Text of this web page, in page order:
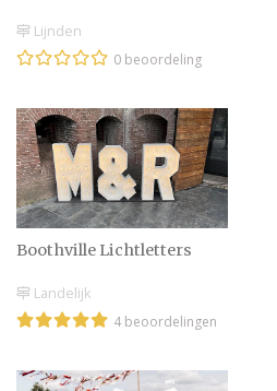
Lijnden
0 beoordeling
Boothville Lichtletters
Landelijk
4 beoordelingen